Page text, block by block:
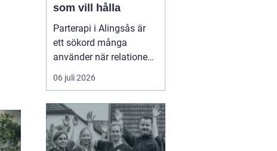
som vill hålla
Parterapi i Alingsås är
ett sökord många
använder när relationen
börjar skava och
vardagen känns mer
samarbete. När
konflikter upprepas,
tystnaden växer eller
06 juli 2026